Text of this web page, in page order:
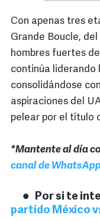
Con apenas tres
Grande Boucle,
hombres fuertes
continúa liderando
consolidándose
aspiraciones del
pelear por el título
*Mantente al día
canal de
Por si te
partido México